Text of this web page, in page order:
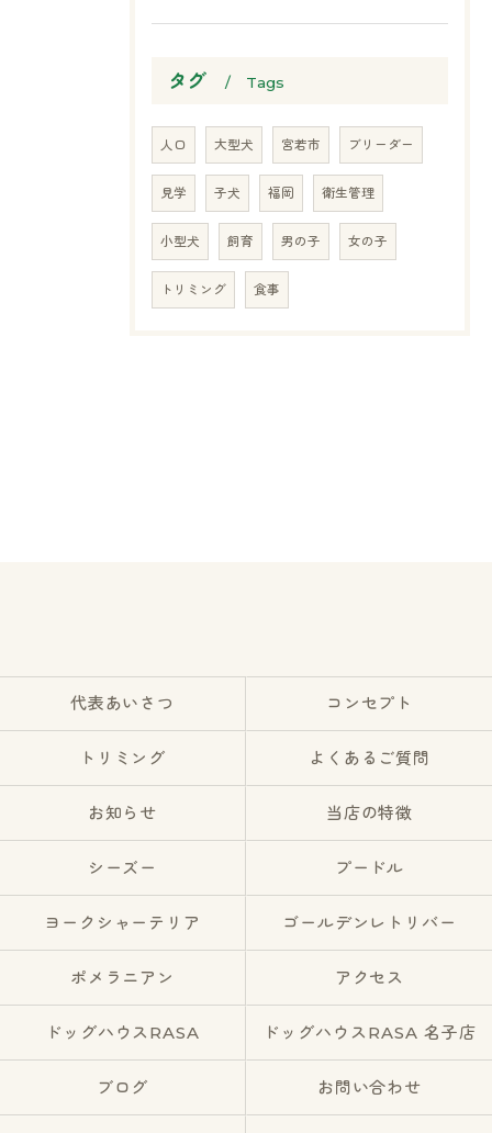
タグ Tags
人口 大型犬 宮若市 ブリーダー
見学 子犬 福岡 衛生管理
小型犬 飼育 男の子 女の子
トリミング 食事
代表あいさつ コンセプト
トリミング よくあるご質問
お知らせ 当店の特徴
シーズー プードル
ヨークシャーテリア ゴールデンレトリバー
ポメラニアン アクセス
ドッグハウスRASA ドッグハウスRASA 名子店
ブログ お問い合わせ